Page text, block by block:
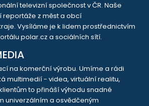
televizní společnost v ČR. Naše
reportáže z měst a obcí
Vysíláme je k lidem prostřednictvím
polar.cz a sociálních sítí.
na komerční výrobu. Umíme a rádi
multimedií - videa, virtuální realitu,
to přináší výhodu snadné
univerzálním a osvědčeným